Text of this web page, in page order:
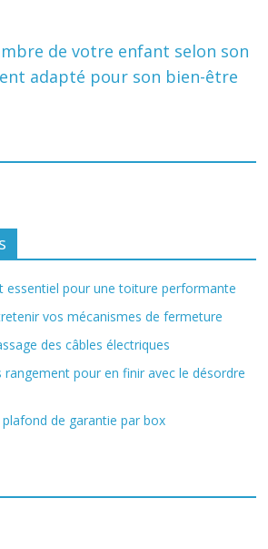
de votre enfant selon son
adapté pour son bien-être
essentiel pour une toiture performante
vos mécanismes de fermeture
des câbles électriques
rangement pour en finir avec le désordre
de garantie par box